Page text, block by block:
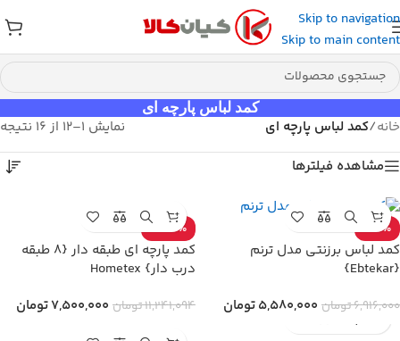
Skip to navigation
Skip to main content
عضو کانال بله کیان کالا شوید و کد تخفیف دریافت کنید.
کمد لباس پارچه ای
خانه/کمد لباس پارچه ای
نمایش 1–12 از 16 نتیجه
مشاهده فیلترها
-19%
کمد لباس برزنتی مدل ترنم
{Ebtekar}
6,916,000تومان 5,580,000تومان
-33%
کمد پارچه ای طبقه دار {8 طبقه
درب دار} Hometex
11,241,094تومان 7,500,000تومان